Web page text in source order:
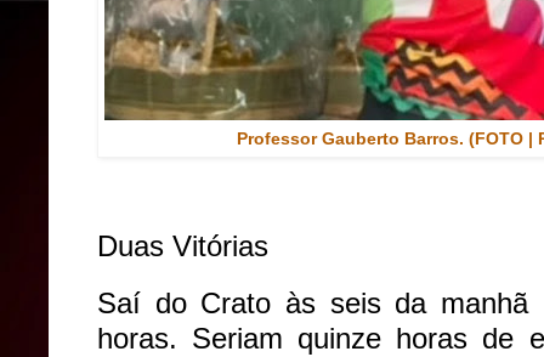
Professor Gauberto Barros. (FOTO |
Duas Vitórias
Saí do Crato às seis da
horas. Seriam quinze horas de